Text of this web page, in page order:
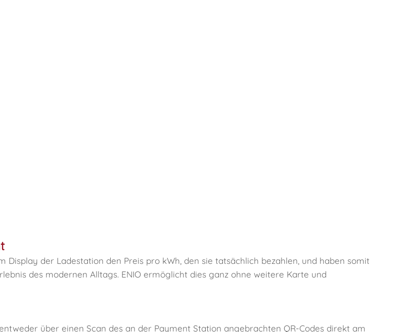
Display der Ladestation den Preis pro kWh, den sie tatsächlich bezahlen, und haben somit
des modernen Alltags. ENIO ermöglicht dies ganz ohne weitere Karte und
über einen Scan des an der Payment Station angebrachten QR-Codes direkt am